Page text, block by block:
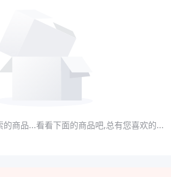
商品...看看下面的商品吧,总有您喜欢的...